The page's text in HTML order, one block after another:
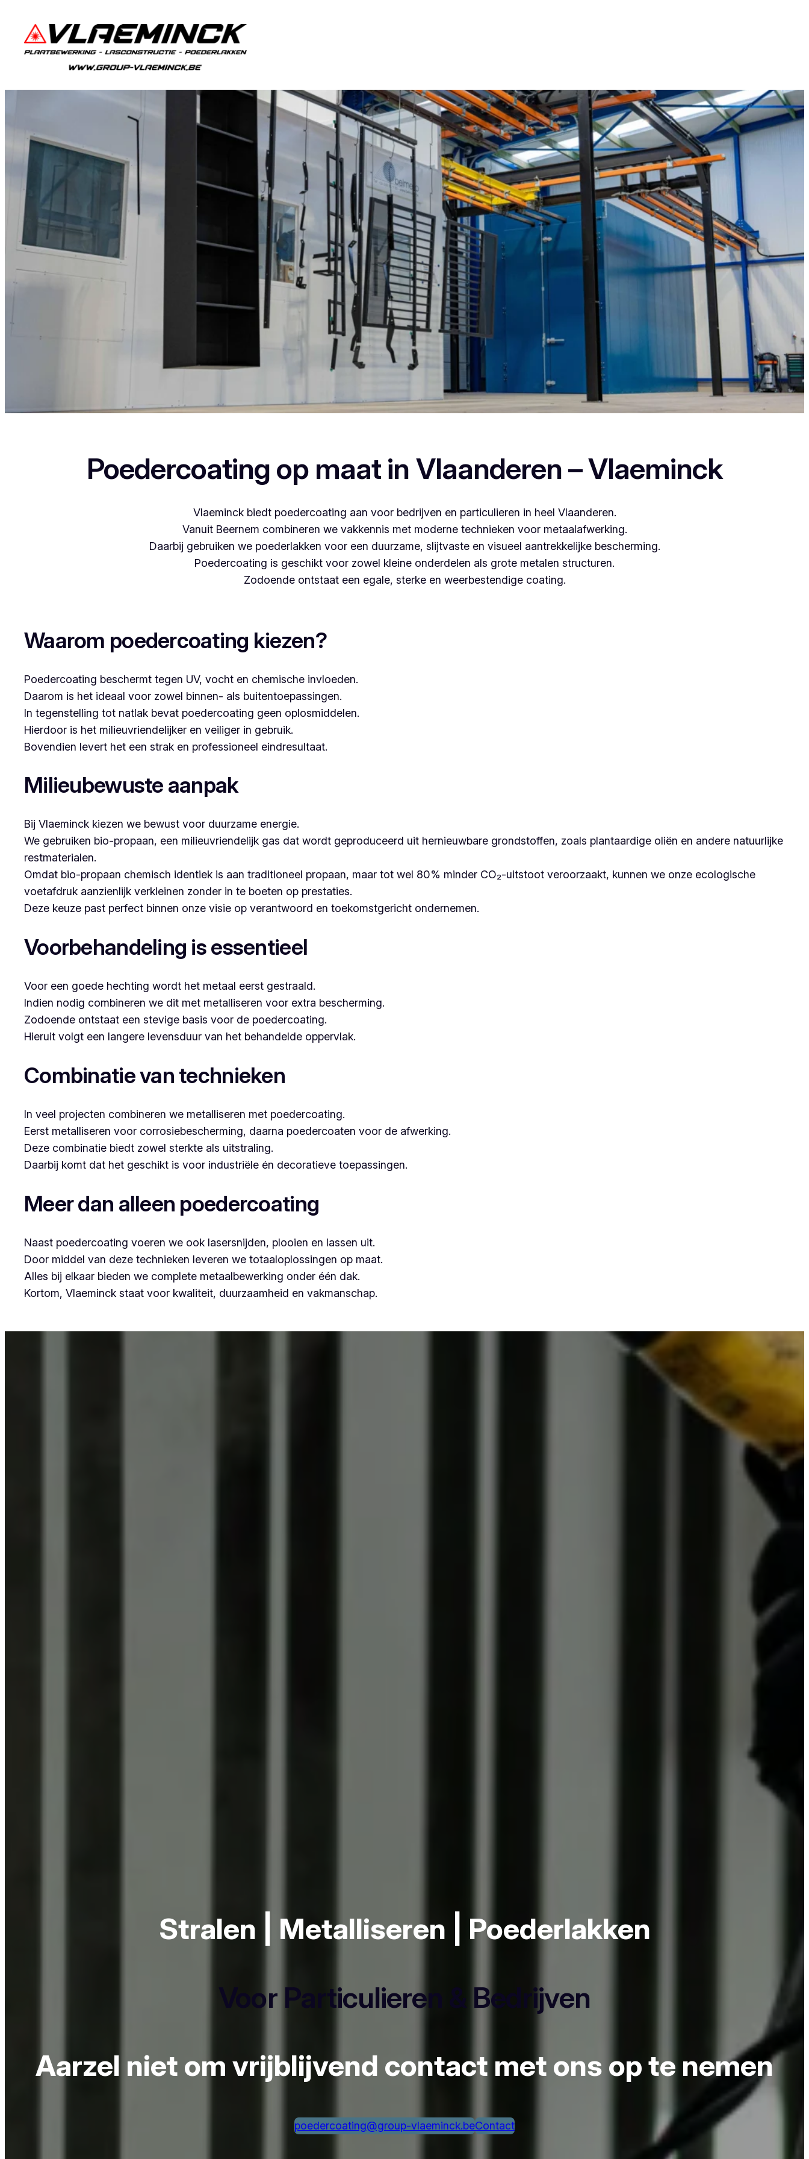
Poedercoating op maat in Vlaanderen – Vlaeminck
Vlaeminck biedt poedercoating aan voor bedrijven en particulieren in heel Vlaanderen.
Vanuit Beernem combineren we vakkennis met moderne technieken voor metaalafwerking.
Daarbij gebruiken we poederlakken voor een duurzame, slijtvaste en visueel aantrekkelijke bescherming.
Poedercoating is geschikt voor zowel kleine onderdelen als grote metalen structuren.
Zodoende ontstaat een egale, sterke en weerbestendige coating.
Waarom poedercoating kiezen?
Poedercoating beschermt tegen UV, vocht en chemische invloeden.
Daarom is het ideaal voor zowel binnen- als buitentoepassingen.
In tegenstelling tot natlak bevat poedercoating geen oplosmiddelen.
Hierdoor is het milieuvriendelijker en veiliger in gebruik.
Bovendien levert het een strak en professioneel eindresultaat.
Milieubewuste aanpak
Bij Vlaeminck kiezen we bewust voor duurzame energie.
We gebruiken bio-propaan, een milieuvriendelijk gas dat wordt geproduceerd uit hernieuwbare grondstoffen, zoals plantaardige oliën en andere natuurlijke
restmaterialen.
Omdat bio-propaan chemisch identiek is aan traditioneel propaan, maar tot wel 80% minder CO₂-uitstoot veroorzaakt, kunnen we onze ecologische
voetafdruk aanzienlijk verkleinen zonder in te boeten op prestaties.
Deze keuze past perfect binnen onze visie op verantwoord en toekomstgericht ondernemen.
Voorbehandeling is essentieel
Voor een goede hechting wordt het metaal eerst gestraald.
Indien nodig combineren we dit met metalliseren voor extra bescherming.
Zodoende ontstaat een stevige basis voor de poedercoating.
Hieruit volgt een langere levensduur van het behandelde oppervlak.
Combinatie van technieken
In veel projecten combineren we metalliseren met poedercoating.
Eerst metalliseren voor corrosiebescherming, daarna poedercoaten voor de afwerking.
Deze combinatie biedt zowel sterkte als uitstraling.
Daarbij komt dat het geschikt is voor industriële én decoratieve toepassingen.
Meer dan alleen poedercoating
Naast poedercoating voeren we ook lasersnijden, plooien en lassen uit.
Door middel van deze technieken leveren we totaaloplossingen op maat.
Alles bij elkaar bieden we complete metaalbewerking onder één dak.
Kortom, Vlaeminck staat voor kwaliteit, duurzaamheid en vakmanschap.
Stralen | Metalliseren | Poederlakken
Voor Particulieren & Bedrijven
Aarzel niet om vrijblijvend contact met ons op te nemen
poedercoating@group-vlaeminck.beContact